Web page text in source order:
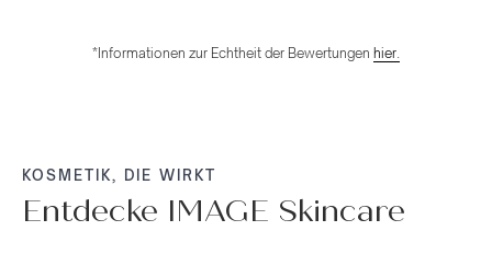
*Informationen zur Echtheit der Bewertungen hier.
KOSMETIK, DIE WIRKT
Entdecke IMAGE Skincare
NACHT
➜ SEREN
TAGES
ALLE